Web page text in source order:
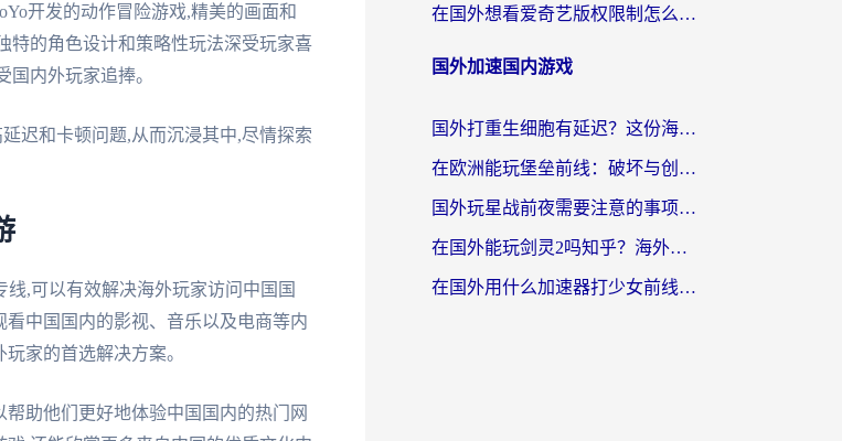
开发的动作冒险游戏,精美的画面和
特的角色设计和策略性玩法深受玩家喜
内外玩家追捧。
迟和卡顿问题,从而沉浸其中,尽情探索
,可以有效解决海外玩家访问中国国
中国国内的影视、音乐以及电商等内
家的首选解决方案。
助他们更好地体验中国国内的热门网
在国外想看爱奇艺版权限制怎么办？海外华人必看的追剧自由指南
国外加速国内游戏
国外打重生细胞有延迟？这份海外畅玩国服游戏加速器终极指南请收好
在欧洲能玩堡垒前线：破坏与创造吗？海外党国服游戏不卡顿的秘密
国外玩星战前夜需要注意的事项：一份来自老玩家的网络生存指南
在国外能玩剑灵2吗知乎？海外党亲测有效的国服游戏加速指南
在国外用什么加速器打少女前线：云图计划不卡？一个老玩家的掏心分享